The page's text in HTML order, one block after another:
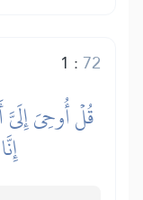
1 : 72
قُلۡ أُوحِيَ